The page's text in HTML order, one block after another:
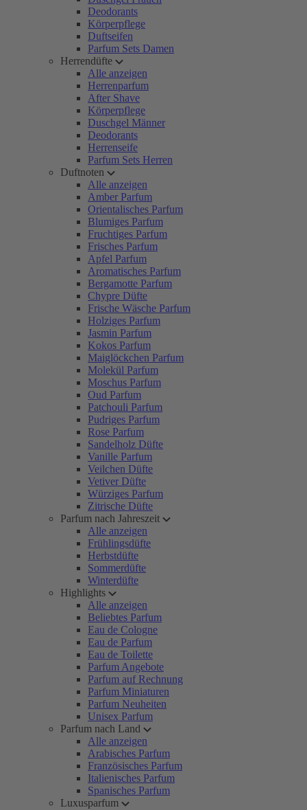
Deodorants
Körperpflege
Duftseifen
Parfum Sets Damen
Herrendüfte
Alle anzeigen
Herrenparfum
After Shave
Körperpflege
Duschgel Männer
Deodorants
Herrenseife
Parfum Sets Herren
Duftnoten
Alle anzeigen
Amber Parfum
Orientalisches Parfum
Blumiges Parfum
Fruchtiges Parfum
Frisches Parfum
Apfel Parfum
Aromatisches Parfum
Bergamotte Parfum
Chypre Düfte
Frische Wäsche Parfum
Holziges Parfum
Jasmin Parfum
Kokos Parfum
Maiglöckchen Parfum
Molekül Parfum
Moschus Parfum
Oud Parfum
Patchouli Parfum
Pudriges Parfum
Rose Parfum
Sandelholz Düfte
Vanille Parfum
Veilchen Düfte
Vetiver Düfte
Würziges Parfum
Zitrische Düfte
Parfum nach Jahreszeit
Alle anzeigen
Frühlingsdüfte
Herbstdüfte
Sommerdüfte
Winterdüfte
Highlights
Alle anzeigen
Beliebtes Parfum
Eau de Cologne
Eau de Parfum
Eau de Toilette
Parfum Angebote
Parfum auf Rechnung
Parfum Miniaturen
Parfum Neuheiten
Unisex Parfum
Parfum nach Land
Alle anzeigen
Arabisches Parfum
Französisches Parfum
Italienisches Parfum
Spanisches Parfum
Luxusparfum